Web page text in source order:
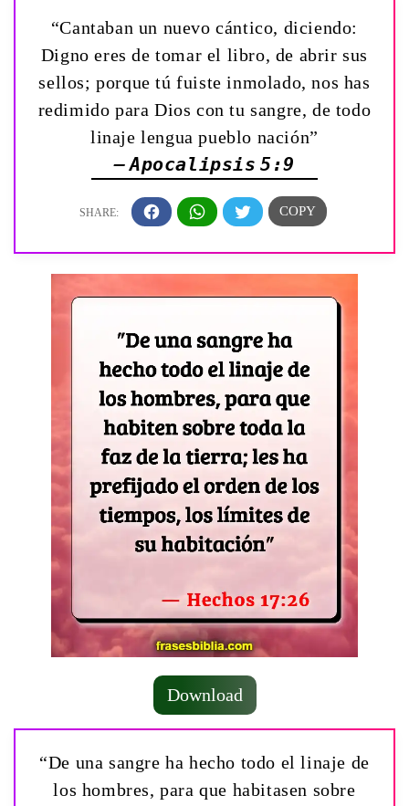
“Cantaban un nuevo cántico, diciendo:
Digno eres de tomar el libro, de abrir sus
sellos; porque tú fuiste inmolado, nos has
redimido para Dios con tu sangre, de todo
linaje lengua pueblo nación”
— Apocalipsis 5:9
Download
“De una sangre ha hecho todo el linaje de
los hombres, para que habitasen sobre